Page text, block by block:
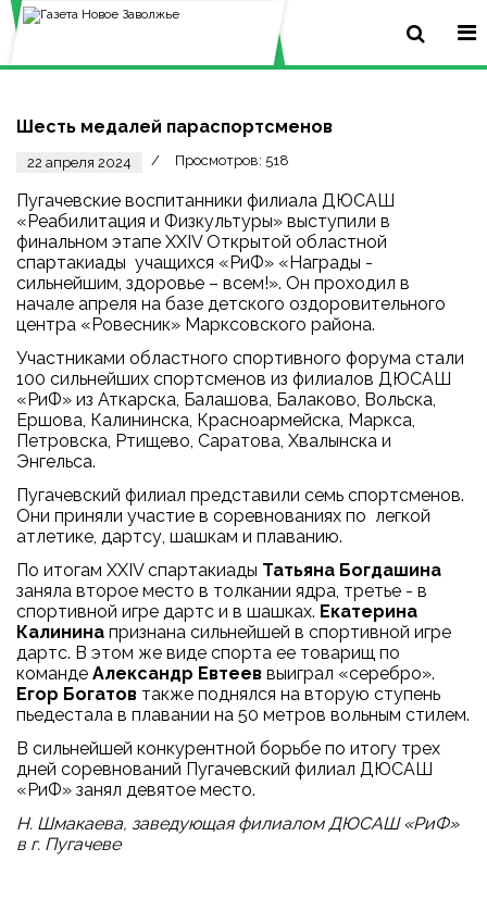
Шесть медалей параспортсменов
22 апреля 2024 Просмотров: 518
Пугачевские воспитанники филиала ДЮСАШ
«Реабилитация и Физкультуры» выступили в
финальном этапе XXIV Открытой областной
спартакиады учащихся «РиФ» «Награды -
сильнейшим, здоровье – всем!». Он проходил в
начале апреля на базе детского оздоровительного
центра «Ровесник» Марксовского района.
Участниками областного спортивного форума стали
100 сильнейших спортсменов из филиалов ДЮСАШ
«РиФ» из Аткарска, Балашова, Балаково, Вольска,
Ершова, Калининска, Красноармейска, Маркса,
Петровска, Ртищево, Саратова, Хвалынска и
Энгельса.
Пугачевский филиал представили семь спортсменов.
Они приняли участие в соревнованиях по легкой
атлетике, дартсу, шашкам и плаванию.
По итогам XXIV спартакиады Татьяна Богдашина
заняла второе место в толкании ядра, третье - в
спортивной игре дартс и в шашках. Екатерина
Калинина признана сильнейшей в спортивной игре
дартс. В этом же виде спорта ее товарищ по
команде Александр Евтеев выиграл «серебро».
Егор Богатов также поднялся на вторую ступень
пьедестала в плавании на 50 метров вольным стилем.
В сильнейшей конкурентной борьбе по итогу трех
дней соревнований Пугачевский филиал ДЮСАШ
«РиФ» занял девятое место.
Н. Шмакаева, заведующая филиалом ДЮСАШ «РиФ»
в г. Пугачеве